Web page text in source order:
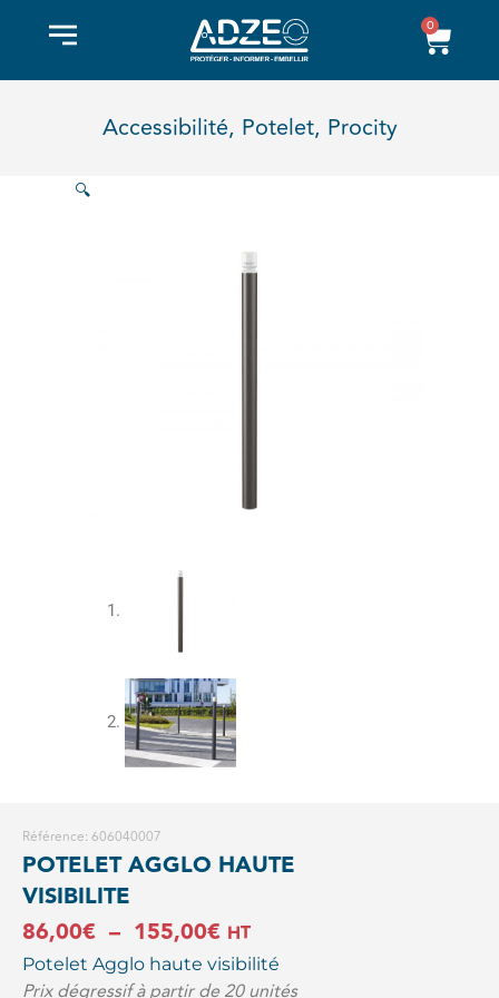
0
Accessibilité, Potelet, Procity
🔍
Référence: 606040007
POTELET AGGLO HAUTE
VISIBILITE
86,00€ – 155,00€Plage
de
HT
Potelet Agglo haute visibilité
Prix dégressif à partir de 20 unités